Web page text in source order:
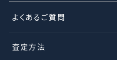
よくあるご質問
査定方法